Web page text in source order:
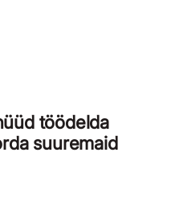
töödelda
suuremaid